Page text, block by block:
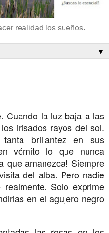
realidad los sueños.
▼
la luz baja a las
irisados rayos del sol.
brillantez en sus
vómito lo que nunca
que amanezca! Siempre
del alba. Pero nadie
Solo exprime
en el agujero negro